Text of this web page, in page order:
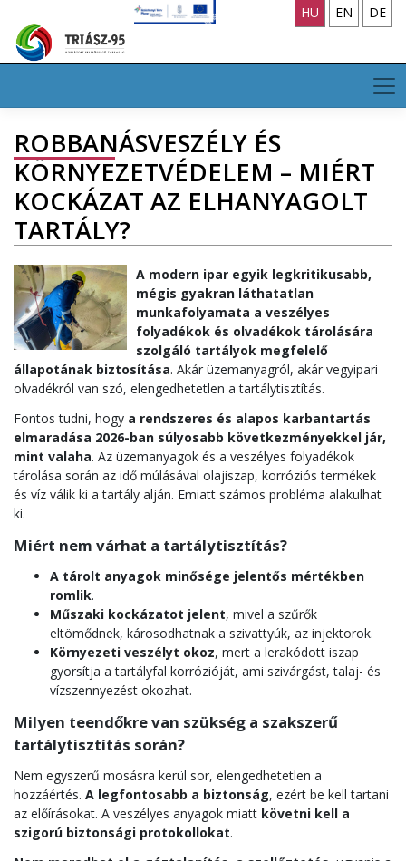
content
HU EN DE
ROBBANÁSVESZÉLY ÉS
KÖRNYEZETVÉDELEM – MIÉRT
KOCKÁZAT AZ ELHANYAGOLT
TARTÁLY?
A modern ipar egyik legkritikusabb,
mégis gyakran láthatatlan
munkafolyamata a veszélyes
folyadékok és olvadékok tárolására
szolgáló tartályok megfelelő
állapotának biztosítása. Akár üzemanyagról, akár vegyipari
olvadékról van szó, elengedhetetlen a tartálytisztítás.
Fontos tudni, hogy a rendszeres és alapos karbantartás
elmaradása 2026-ban súlyosabb következményekkel jár,
mint valaha. Az üzemanyagok és a veszélyes folyadékok
tárolása során az idő múlásával olajiszap, korróziós termékek
és víz válik ki a tartály alján. Emiatt számos probléma alakulhat
ki.
Miért nem várhat a tartálytisztítás?
A tárolt anyagok minősége jelentős mértékben
romlik.
Műszaki kockázatot jelent, mivel a szűrők
eltömődnek, károsodhatnak a szivattyúk, az injektorok.
Környezeti veszélyt okoz, mert a lerakódott iszap
gyorsítja a tartályfal korrózióját, ami szivárgást, talaj- és
vízszennyezést okozhat.
Milyen teendőkre van szükség a szakszerű
tartálytisztítás során?
Nem egyszerű mosásra kerül sor, elengedhetetlen a
hozzáértés. A legfontosabb a biztonság, ezért be kell tartani
az előírásokat. A veszélyes anyagok miatt követni kell a
szigorú biztonsági protokollokat.